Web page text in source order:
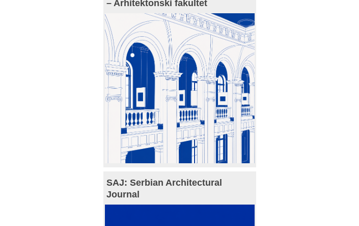
– Arhitektonski fakultet
SAJ: Serbian Architectural
Journal